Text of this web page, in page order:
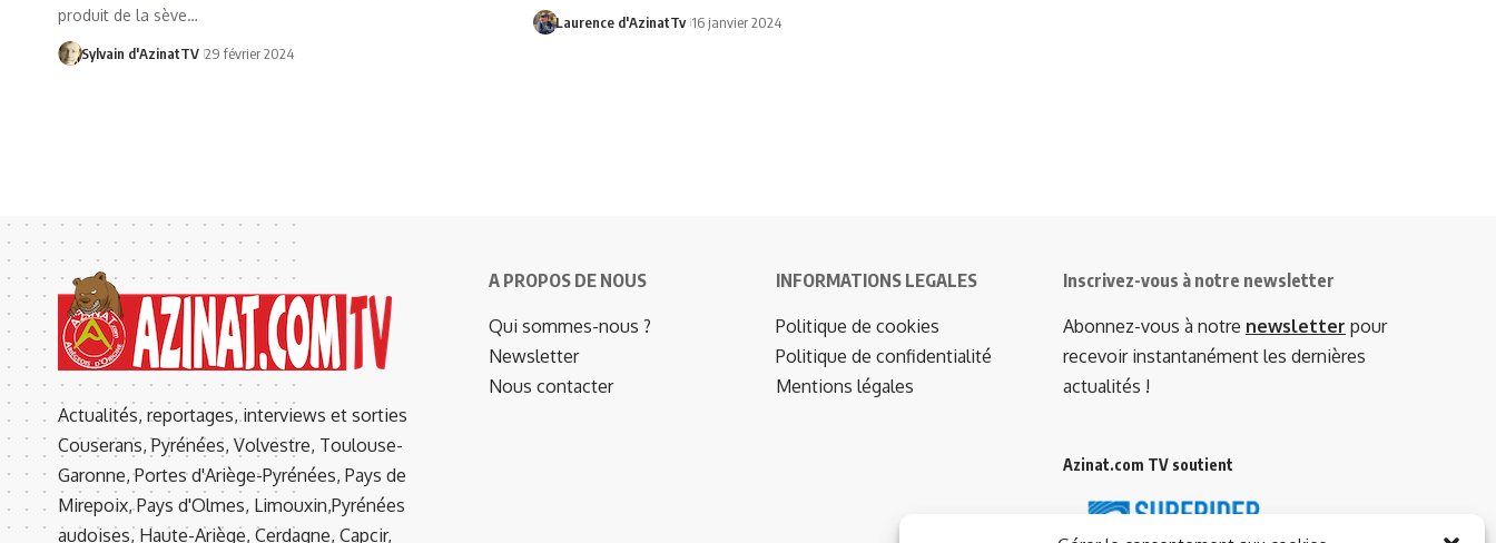
produit de la sève…
Sylvain d'AzinatTV 29 février 2024
Laurence d'AzinatTv 16 janvier 2024
Actualités, reportages, interviews et sorties
Couserans, Pyrénées, Volvestre, Toulouse-
Garonne, Portes d'Ariège-Pyrénées, Pays de
Mirepoix, Pays d'Olmes, Limouxin,Pyrénées
audoises, Haute-Ariège, Cerdagne, Capcir,
A PROPOS DE NOUS
Qui sommes-nous ?
Newsletter
Nous contacter
INFORMATIONS LEGALES
Politique de cookies
Politique de confidentialité
Mentions légales
Inscrivez-vous à notre newsletter
Abonnez-vous à notre newsletter pour
recevoir instantanément les dernières
actualités !
Azinat.com TV soutient